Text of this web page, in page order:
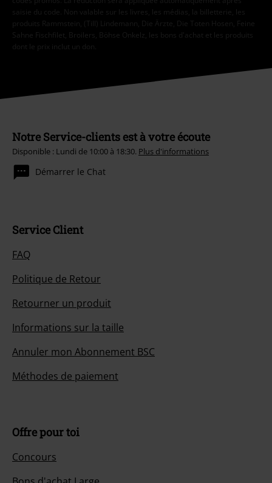
saisie du code. Non valable sur les livres, les médias, la billetterie, les
produits Rammstein, (Till) Lindemann, Die Ärzte, Die Toten Hosen, Feine
Sahne Fischfilet, Broilers, Böhse Onkelz, les bons d'achat et les produits
dont le prix inclut un don.
Notre Service-clients est à votre écoute
Disponible : Lundi de 10:00 à 18:30. Plus d'informations
Démarrer le Chat
Service Client
FAQ
Politique de Retour
Retourner un produit
Informations sur la taille
Annuler mon Abonnement BSC
Méthodes de paiement
Offre pour toi
Concours